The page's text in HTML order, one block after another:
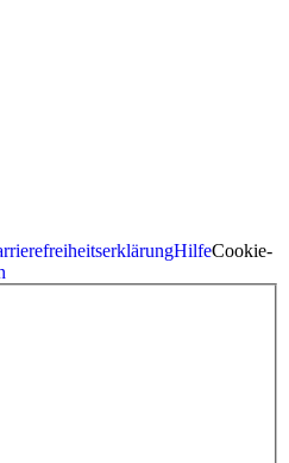
HilfeCookie-